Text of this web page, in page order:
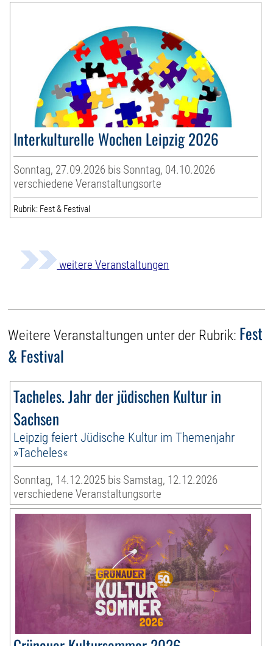
Interkulturelle Wochen Leipzig 2026
Sonntag, 27.09.2026 bis Sonntag, 04.10.2026
verschiedene Veranstaltungsorte
Rubrik: Fest & Festival
weitere Veranstaltungen
Weitere Veranstaltungen unter der Rubrik: Fest
& Festival
Tacheles. Jahr der jüdischen Kultur in
Sachsen
Leipzig feiert Jüdische Kultur im Themenjahr
»Tacheles«
Sonntag, 14.12.2025 bis Samstag, 12.12.2026
verschiedene Veranstaltungsorte